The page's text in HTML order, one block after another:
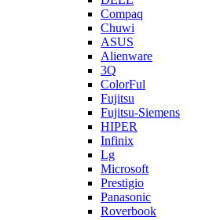
Compaq
Chuwi
ASUS
Alienware
3Q
ColorFul
Fujitsu
Fujitsu-Siemens
HIPER
Infinix
Lg
Microsoft
Prestigio
Panasonic
Roverbook